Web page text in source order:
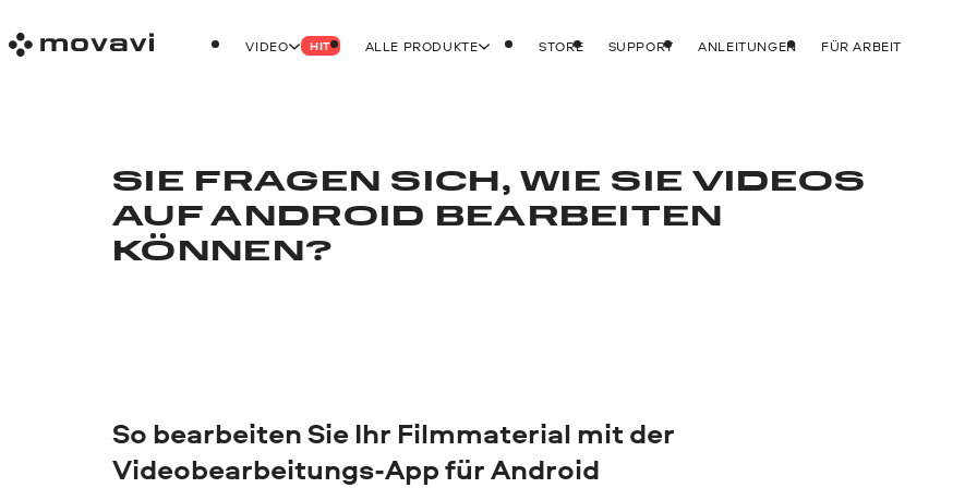
VIDEO HIT ALLE PRODUKTE STORE SUPPORT ANLEITUNGEN FÜR ARBEIT
SIE FRAGEN SICH, WIE SIE VIDEOS
AUF ANDROID BEARBEITEN
KÖNNEN?
So bearbeiten Sie Ihr Filmmaterial mit der
Videobearbeitungs-App für Android